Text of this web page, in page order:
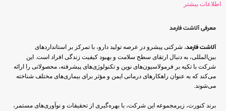
اطلاعات بیشتر
معرفی آلاشت فارمد
آلاشت فارمد، شرکتی پیشرو در عرصه تولید دارو، با تمرکز بر استانداردهای
بین‌المللی، به دنبال ارتقای سطح سلامت و بهبود کیفیت زندگی افراد است. این
شرکت با تکیه بر فرمولاسیون‌های نوین و تکنولوژی‌های پیشرفته، محصولاتی را ارائه
می‌کند که به عنوان راهکارهای درمانی ایمن و مؤثر برای بیماری‌های مختلف شناخته
می‌شوند.
برند کنورت، زیرمجموعه این شرکت، با بهره‌گیری از تحقیقات و نوآوری‌های مستمر،